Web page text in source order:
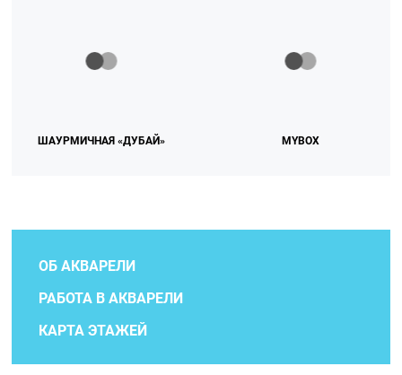
ШАУРМИЧНАЯ «ДУБАЙ» MYBOX
ОБ АКВАРЕЛИ
РАБОТА В АКВАРЕЛИ
КАРТА ЭТАЖЕЙ